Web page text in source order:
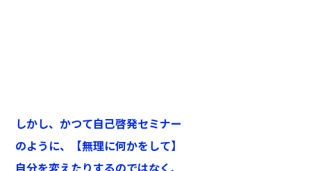
しかし、かつて自己啓発セミナー
のように、【無理に何かをして】
自分を変えたりするのではなく、